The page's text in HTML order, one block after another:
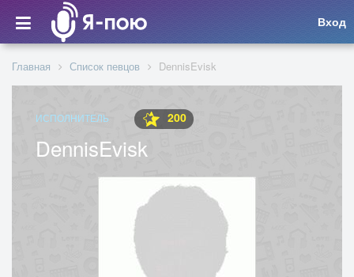
Вход
Главная Список певцов DennisEvisk
ИСПОЛНИТЕЛЬ 200
DennisEvisk